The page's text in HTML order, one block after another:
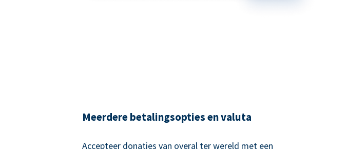
Meerdere betalingsopties en valuta
Accepteer donaties van overal ter wereld met een